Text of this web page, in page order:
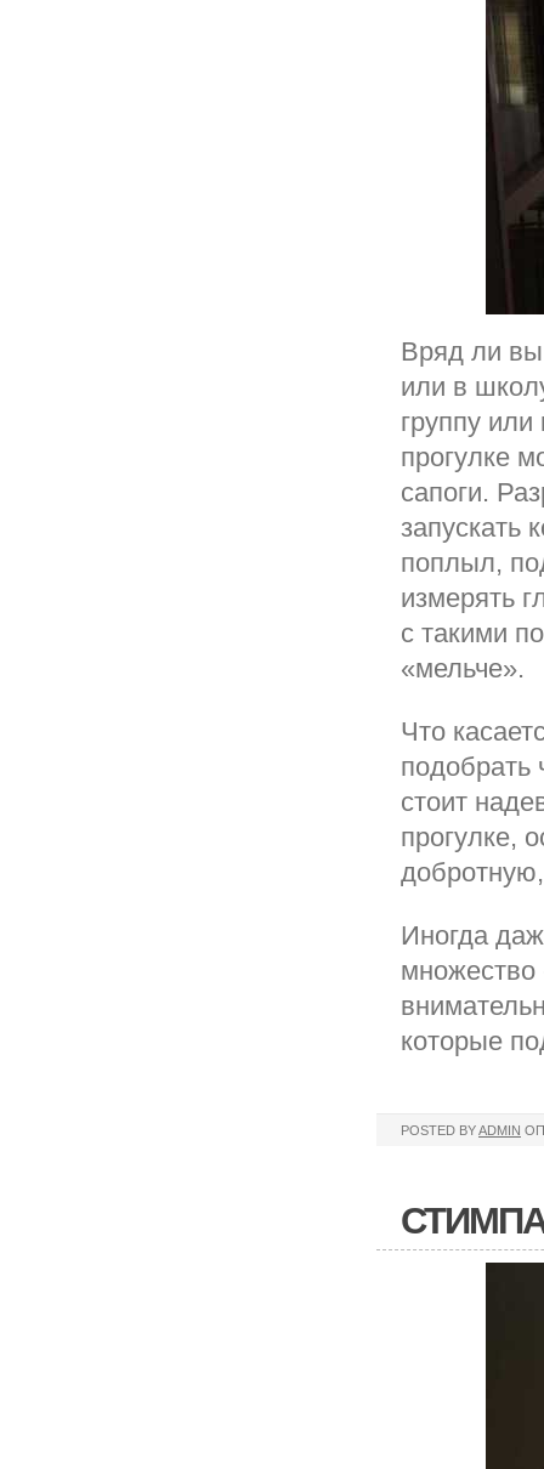
Вряд ли вы
или в
группу или
прогулке
сапоги.
запускать
поплыл,
измерять
с такими
«мельче».
Что
подобрать
стоит
прогулке,
Иногда
множество
которые
POSTED BYADMIN